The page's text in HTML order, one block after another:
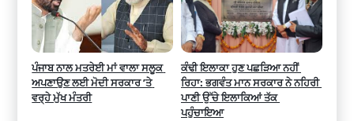
ਪੰਜਾਬ ਨਾਲ ਮਤਰੇਈ ਮਾਂ ਵਾਲਾ ਸਲੂਕ
ਅਪਣਾਉਣ ਲਈ ਮੋਦੀ ਸਰਕਾਰ ’ਤੇ
ਵਰ੍ਹੇ ਮੁੱਖ ਮੰਤਰੀ
ਕੰਢੀ ਇਲਾਕਾ ਹੁਣ ਪਛੜਿਆ ਨਹੀਂ
ਰਿਹਾ: ਭਗਵੰਤ ਮਾਨ ਸਰਕਾਰ ਨੇ ਨਹਿਰੀ
ਪਾਣੀ ਉੱਚੇ ਇਲਾਕਿਆਂ ਤੱਕ
ਪਹੁੰਚਾਇਆ